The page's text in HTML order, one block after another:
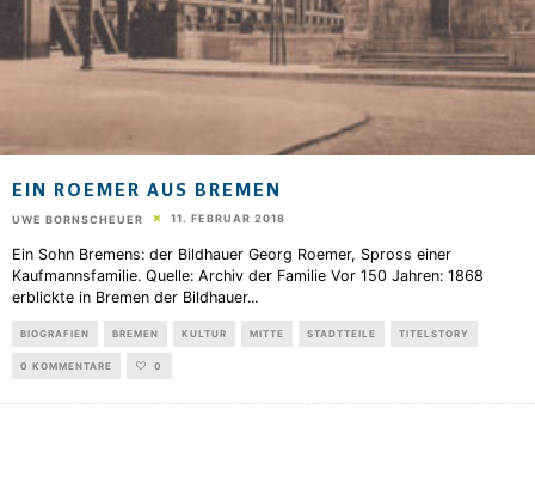
EIN ROEMER AUS BREMEN
UWE BORNSCHEUER 11. FEBRUAR 2018
Ein Sohn Bremens: der Bildhauer Georg Roemer, Spross einer
Kaufmannsfamilie. Quelle: Archiv der Familie Vor 150 Jahren: 1868
erblickte in Bremen der Bildhauer...
BIOGRAFIEN BREMEN KULTUR MITTE STADTTEILE TITELSTORY
0 KOMMENTARE 0